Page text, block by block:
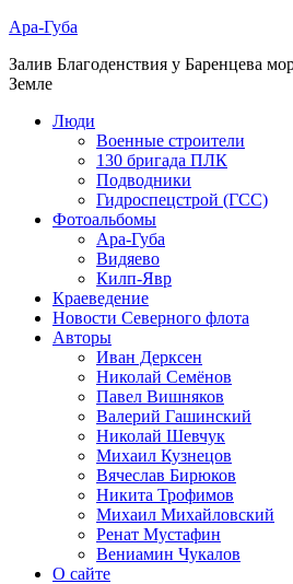
Ара-Губа
Залив Благоденствия у Баренцева
Земле
Люди
Военные строители
130 бригада ПЛК
Подводники
Гидроспецстрой (ГСС)
Фотоальбомы
Ара-Губа
Видяево
Килп-Явр
Краеведение
Новости Северного флота
Авторы
Иван Дерксен
Николай Семёнов
Павел Вишняков
Валерий Гашинский
Николай Шевчук
Михаил Кузнецов
Вячеслав Бирюков
Никита Трофимов
Михаил Михайловский
Ренат Мустафин
Вениамин Чукалов
О сайте